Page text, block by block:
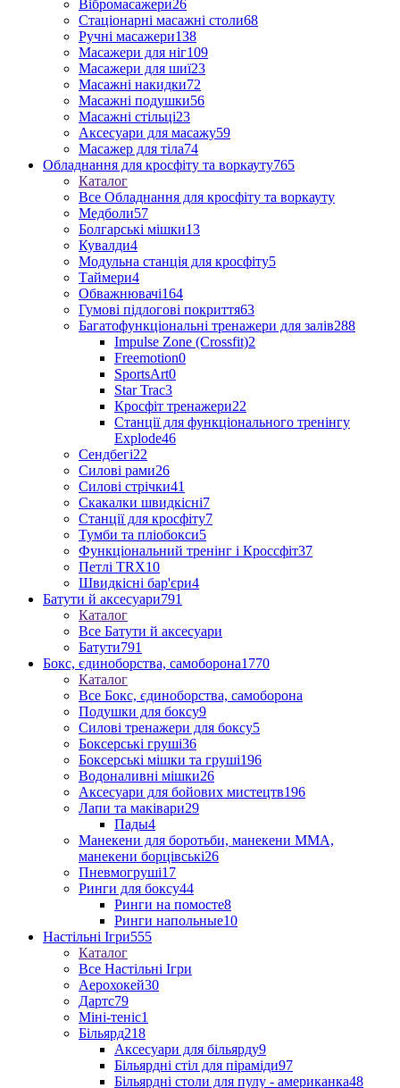
Вібромасажери26
Стаціонарні масажні столи68
Ручні масажери138
Масажери для ніг109
Масажери для шиї23
Масажні накидки72
Масажні подушки56
Масажні стільці23
Аксесуари для масажу59
Масажер для тіла74
Обладнання для кросфіту та воркауту765
Каталог
Все Обладнання для кросфіту та воркауту
Медболи57
Болгарські мішки13
Кувалди4
Модульна станція для кросфіту5
Таймери4
Обважнювачі164
Гумові підлогові покриття63
Багатофункціональні тренажери для залів288
Impulse Zone (Crossfit)2
Freemotion0
SportsArt0
Star Trac3
Кросфіт тренажери22
Станції для функціонального тренінгу
Explode46
Сендбегі22
Силові рами26
Силові стрічки41
Скакалки швидкісні7
Станції для кросфіту7
Тумби та пліобокси5
Функціональний тренінг і Кроссфіт37
Петлі TRX10
Швидкісні бар'єри4
Батути й аксесуари791
Каталог
Все Батути й аксесуари
Батути791
Бокс, єдиноборства, самоборона1770
Каталог
Все Бокс, єдиноборства, самоборона
Подушки для боксу9
Силові тренажери для боксу5
Боксерські груші36
Боксерські мішки та груші196
Водоналивні мішки26
Аксесуари для бойових мистецтв196
Лапи та маківари29
Пады4
Манекени для боротьби, манекени ММА,
манекени борцівські26
Пневмогруші17
Ринги для боксу44
Ринги на помосте8
Ринги напольные10
Настільні Ігри555
Каталог
Все Настільні Ігри
Аерохокей30
Дартс79
Міні-теніс1
Більярд218
Аксесуари для більярду9
Більярдні стіл для піраміди97
Більярдні столи для пулу - американка48